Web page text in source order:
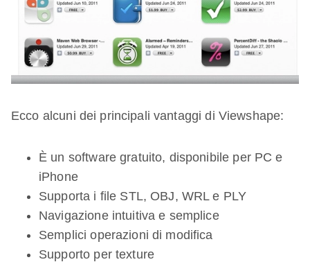
Ecco alcuni dei principali vantaggi di Viewshape:
È un software gratuito, disponibile per PC e
iPhone
Supporta i file STL, OBJ, WRL e PLY
Navigazione intuitiva e semplice
Semplici operazioni di modifica
Supporto per texture